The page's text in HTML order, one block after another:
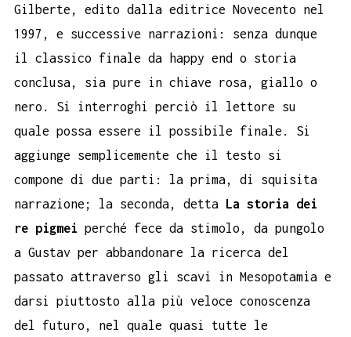
Gilberte, edito dalla editrice Novecento nel
1997, e successive narrazioni: senza dunque
il classico finale da happy end o storia
conclusa, sia pure in chiave rosa, giallo o
nero. Si interroghi perciò il lettore su
quale possa essere il possibile finale. Si
aggiunge semplicemente che il testo si
compone di due parti: la prima, di squisita
narrazione; la seconda, detta
La storia dei
re pigmei perché fece da stimolo, da pungolo
a Gustav per abbandonare la ricerca del
passato attraverso gli scavi in Mesopotamia e
darsi piuttosto alla più veloce conoscenza
del futuro, nel quale quasi tutte le